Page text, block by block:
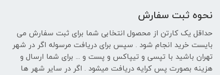
نحوه ثبت سفارش
حداقل یک کارتن از محصول انتخابی شما برای ثبت سفارش می
بایست خرید انجام شود . سپس برای دریافت مرسوله اگر در شهر
تهران باشید با تپسی و تیپاکس و پست و ... برای شما ارسال و
هزینه بصورت پس کرایه دریافت میشود . اگر در سایر شهر ها